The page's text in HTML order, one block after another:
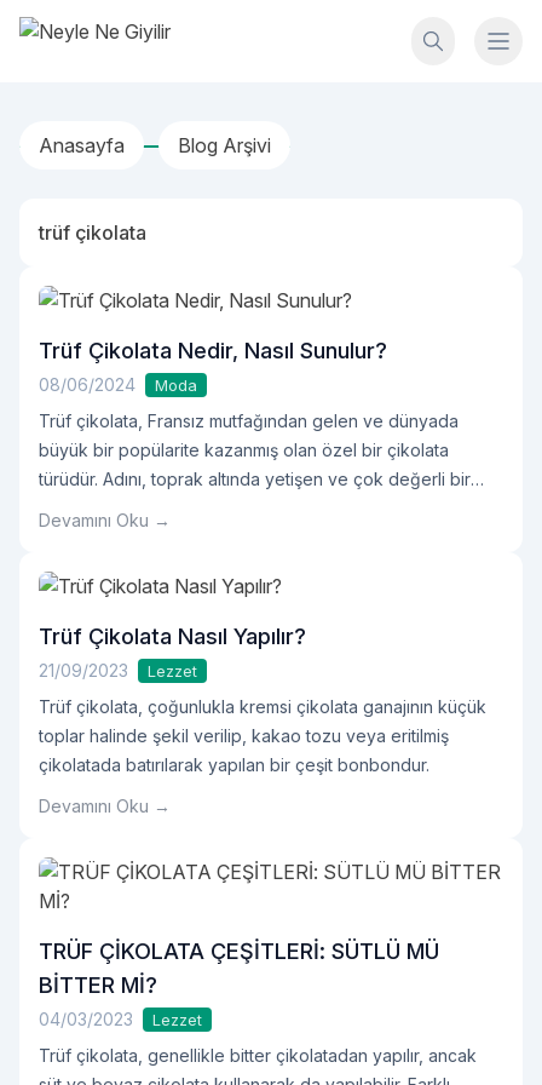
İçeriğe geç
Neyle Ne Giyilir
Anasayfa Blog Arşivi
trüf çikolata
Trüf Çikolata Nedir, Nasıl Sunulur?
08/06/2024 Moda
Trüf çikolata, Fransız mutfağından gelen ve dünyada
büyük bir popülarite kazanmış olan özel bir çikolata
türüdür. Adını, toprak altında yetişen ve çok değerli bir
çikolata içi ganaj dolgusuyla yapılan bir çikolata türüdür.
Ganaj, çikolata veOkumaya devam et "Trüf Çikolata Nedir,
Nasıl Sunulur?"
Devamını Oku →
Trüf Çikolata Nasıl Yapılır?
21/09/2023 Lezzet
Trüf çikolata, çoğunlukla kremsi çikolata ganajının küçük
toplar halinde şekil verilip, kakao tozu veya eritilmiş
çikolatada batırılarak yapılan bir çeşit bonbondur.
Devamını Oku →
TRÜF ÇİKOLATA ÇEŞİTLERİ: SÜTLÜ MÜ
BİTTER Mİ?
04/03/2023 Lezzet
Trüf çikolata, genellikle bitter çikolatadan yapılır, ancak